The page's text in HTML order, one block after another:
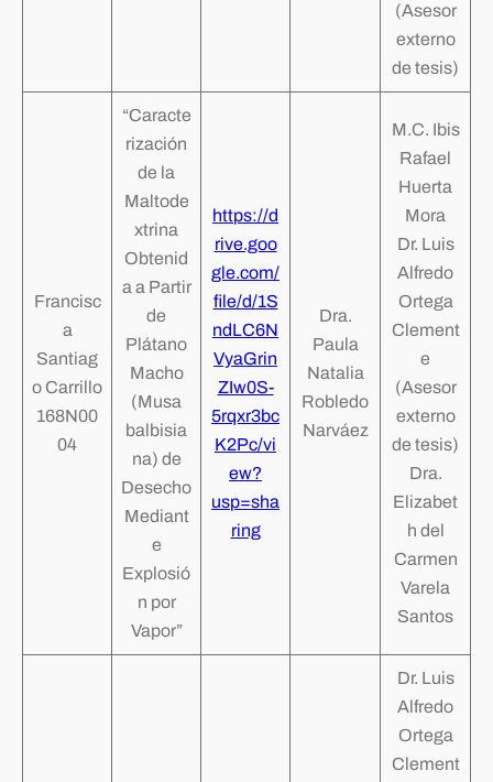
(Asesor
externo
de tesis)
Francisc
a
Santiag
o Carrillo
168N00
04
“Caracte
rización
de la
Maltode
xtrina
Obtenid
a a Partir
de
Plátano
Macho
(Musa
balbisia
na) de
Desecho
Mediant
e
Explosió
n por
Vapor”
https://d
rive.goo
gle.com/
file/d/1S
ndLC6N
VyaGrin
ZIw0S-
5rqxr3bc
K2Pc/vi
ew?
usp=sha
ring
Dra.
Paula
Natalia
Robledo
Narváez
M.C. Ibis
Rafael
Huerta
Mora
Dr. Luis
Alfredo
Ortega
Clement
e
(Asesor
externo
de tesis)
Dra.
Elizabet
h del
Carmen
Varela
Santos
Dr. Luis
Alfredo
Ortega
Clement